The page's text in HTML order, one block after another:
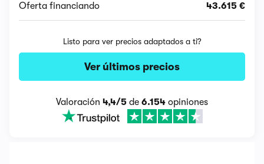
Oferta financiando 43.615 €
Listo para ver precios adaptados a ti?
Ver últimos precios
Valoración 4,4/5 de 6.154 opiniones